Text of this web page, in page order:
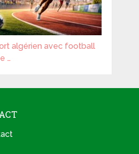
algérien avec football
…